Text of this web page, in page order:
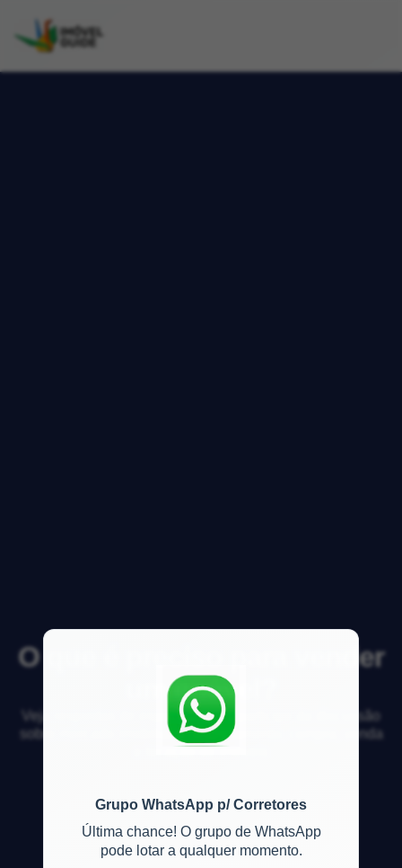
Grupo WhatsApp p/ Corretores
Última chance! O grupo de WhatsApp
pode lotar a qualquer momento.
O que é preciso para vender
um imóvel?
Veja respostas de especialistas e participe da discussão
sobre mercado imobiliário, financiamento, compra, venda
e locação de imóveis